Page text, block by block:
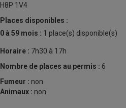
H8P 1V4
Places disponibles :
0 à 59 mois : 1 place(s) disponible(s)
Horaire : 7h30 à 17h
Nombre de places au permis : 6
Fumeur : non
Animaux : non